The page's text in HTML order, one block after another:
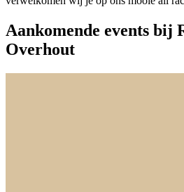
Aankomende events bij
Overhout